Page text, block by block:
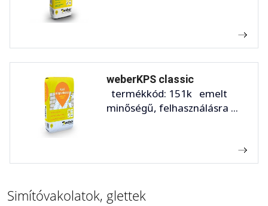
weberKPS classic
termékkód: 151k emelt
minőségű, felhasználásra ...
Simítóvakolatok, glettek